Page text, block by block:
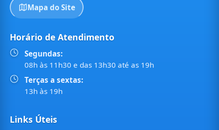
Mapa do Site
Horário de Atendimento
Segundas:
08h às 11h30 e das 13h30 até as 19h
Terças a sextas:
13h às 19h
Links Úteis